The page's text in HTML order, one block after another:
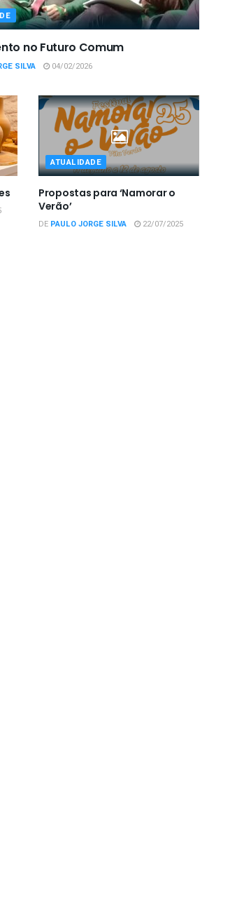
no Futuro Comum
SILVA 04/02/2026
ATUALIDADE
Propostas para ‘Namorar o
Verão’
DE PAULO JORGE SILVA 22/07/2025